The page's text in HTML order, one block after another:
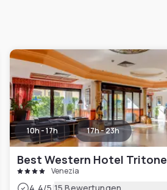
10h - 17h 17h - 23h
Best Western Hotel Tritone
Venezia